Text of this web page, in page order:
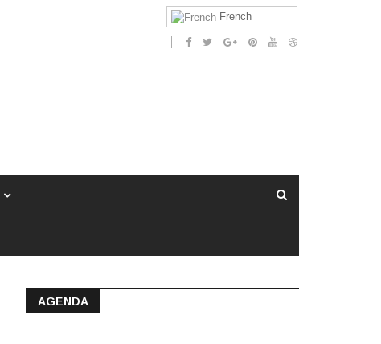
French
AGENDA